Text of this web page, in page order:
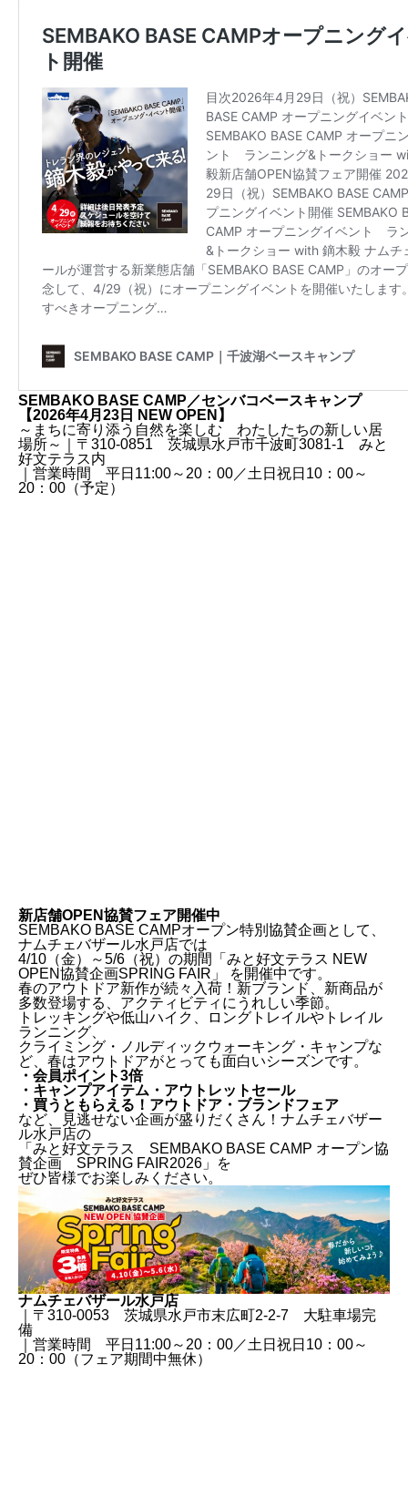
アクセス
カフェ
ナムチェバザール公式サイト
OKUKUJI BASE CAMP公式サイト
SEMBAKO BASE CAMP／センバコベースキャンプ
【2026年4月23日 NEW OPEN】
～まちに寄り添う自然を楽しむ わたしたちの新しい居
場所～｜〒310-0851 茨城県水戸市千波町3081-1 みと
好文テラス内
｜営業時間 平日11:00～20：00／土日祝日10：00～
20：00（予定）
新店舗OPEN協賛フェア開催中
SEMBAKO BASE CAMPオープン特別協賛企画として、
ナムチェバザール水戸店では
4/10（金）～5/6（祝）の期間「みと好文テラス NEW
OPEN協賛企画SPRING FAIR」 を開催中です。
春のアウトドア新作が続々入荷！新ブランド、新商品が
多数登場する、アクティビティにうれしい季節。
トレッキングや低山ハイク、ロングトレイルやトレイル
ランニング、
クライミング・ノルディックウォーキング・キャンプな
ど、春はアウトドアがとっても面白いシーズンです。
・会員ポイント3倍
・キャンプアイテム・アウトレットセール
・買うともらえる！アウトドア・ブランドフェア
など、見逃せない企画が盛りだくさん！ナムチェバザー
ル水戸店の
「みと好文テラス SEMBAKO BASE CAMP オープン協
賛企画 SPRING FAIR2026」を
ぜひ皆様でお楽しみください。
ナムチェバザール水戸店
｜〒310-0053 茨城県水戸市末広町2-2-7 大駐車場完
備
｜営業時間 平日11:00～20：00／土日祝日10：00～
20：00（フェア期間中無休）